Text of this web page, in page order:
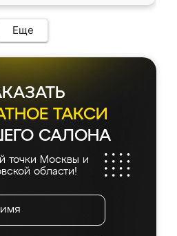
Еще
ТАКСИ
САЛОНА
точки Москвы и
области!